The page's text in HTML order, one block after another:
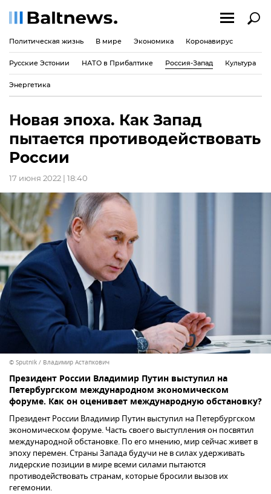
Политическая жизнь В мире Экономика Коронавирус
Русские Эстонии НАТО в Прибалтике Россия-Запад Культура
Энергетика
Новая эпоха. Как Запад
пытается противодействовать
России
17 июня 2022 | 18:40
© Sputnik / Владимир Астапкович
Президент России Владимир Путин выступил на
Петербургском международном экономическом
форуме. Как он оценивает международную обстановку?
Президент России Владимир Путин выступил на Петербургском
экономическом форуме. Часть своего выступления он посвятил
международной обстановке. По его мнению, мир сейчас живет в
эпоху перемен. Страны Запада будучи не в силах удерживать
лидерские позиции в мире всеми силами пытаются
противодействовать странам, которые бросили вызов их
гегемонии.